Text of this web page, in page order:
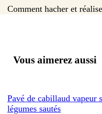
Comment hacher et
Vous aimerez aussi
Pavé de cabillaud vapeur
légumes sautés